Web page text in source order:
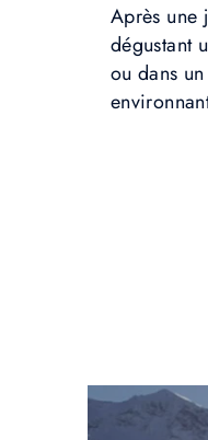
Après une
dégustant
ou dans